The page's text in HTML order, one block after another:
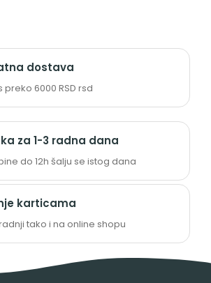
dostava
preko 6000 RSD rsd
za 1-3 radna dana
do 12h šalju se istog dana
karticama
tako i na online shopu